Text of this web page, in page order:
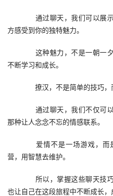
通过聊天，我们可以展示
方感受到你的独特魅力。
这种魅力，不是一朝一夕
不断学习和成长。
撩汉，不是简单的技巧，
通过聊天，我们不仅可以
那种让人念念不忘的情感联系。
爱情不是一场游戏，而
营，用智慧去维护。
所以，掌握这些聊天技巧
也让自己在这段旅程中不断成长，